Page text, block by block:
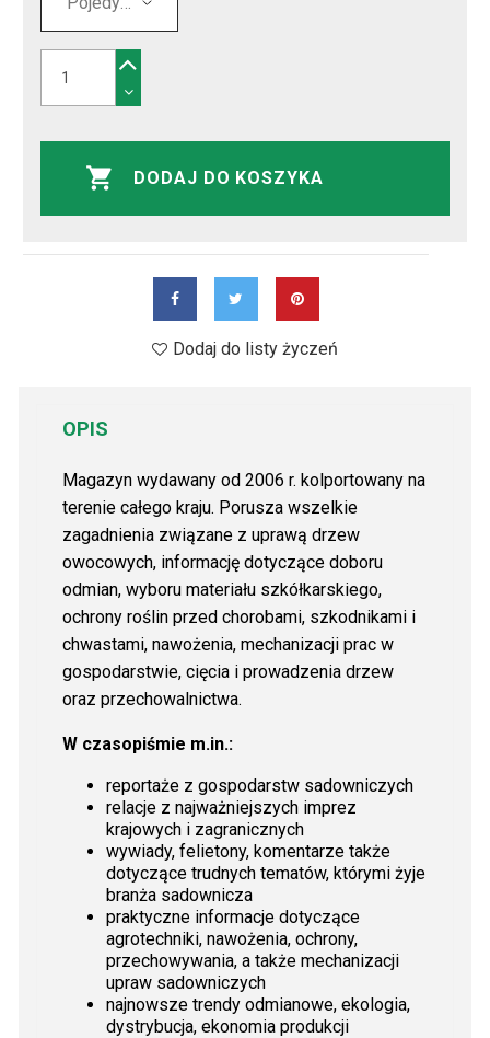
DODAJ DO KOSZYKA
Dodaj do listy życzeń
OPIS
Magazyn wydawany od 2006 r. kolportowany na
terenie całego kraju. Porusza wszelkie
zagadnienia związane z uprawą drzew
owocowych, informację dotyczące doboru
odmian, wyboru materiału szkółkarskiego,
ochrony roślin przed chorobami, szkodnikami i
chwastami, nawożenia, mechanizacji prac w
gospodarstwie, cięcia i prowadzenia drzew
oraz przechowalnictwa.
W czasopiśmie m.in.:
reportaże z gospodarstw sadowniczych
relacje z najważniejszych imprez
krajowych i zagranicznych
wywiady, felietony, komentarze także
dotyczące trudnych tematów, którymi żyje
branża sadownicza
praktyczne informacje dotyczące
agrotechniki, nawożenia, ochrony,
przechowywania, a także mechanizacji
upraw sadowniczych
najnowsze trendy odmianowe, ekologia,
dystrybucja, ekonomia produkcji